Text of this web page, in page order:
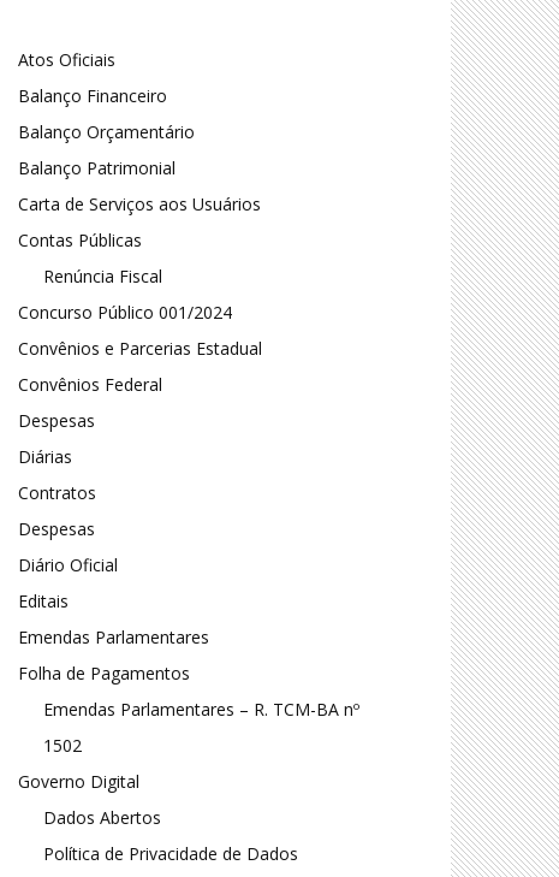
Atos Oficiais
Balanço Financeiro
Balanço Orçamentário
Balanço Patrimonial
Carta de Serviços aos Usuários
Contas Públicas
Renúncia Fiscal
Concurso Público 001/2024
Convênios e Parcerias Estadual
Convênios Federal
Despesas
Diárias
Contratos
Despesas
Diário Oficial
Editais
Emendas Parlamentares
Folha de Pagamentos
Emendas Parlamentares – R. TCM-BA nº
1502
Governo Digital
Dados Abertos
Política de Privacidade de Dados